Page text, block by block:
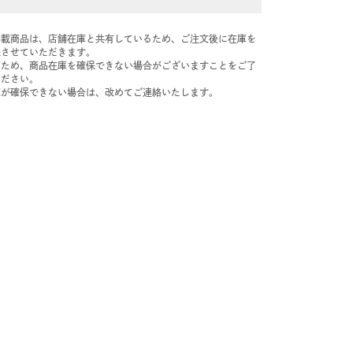
商品は、店舗在庫と共有しているため、ご注文後に在庫を
せていただきます。
め、商品在庫を確保できない場合がございますことをご了
さい。
確保できない場合は、改めてご連絡いたします。